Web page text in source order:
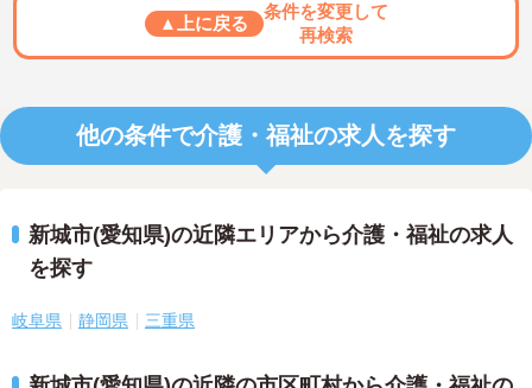
▲上に戻る
条件を変更して
再検索
他の条件で介護・福祉の求人を探す
新城市(愛知県)の近隣エリアから介護・福祉の求人
を探す
岐阜県 静岡県 三重県